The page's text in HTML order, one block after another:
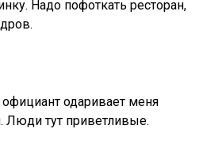
Надо пофоткать ресторан,
одаривает меня
Люди тут приветливые.